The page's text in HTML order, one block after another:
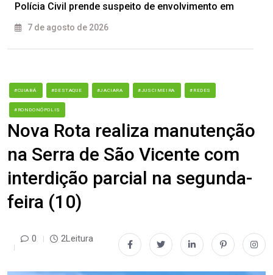
Polícia Civil prende suspeito de envolvimento em
7 de agosto de 2026
#CUIABÁ #DESTAQUE #JACIARA #JUSCIMEIRA #REDES
#RONDONÓPOLIS
Nova Rota realiza manutenção
na Serra de São Vicente com
interdição parcial na segunda-
feira (10)
0 2Leitura